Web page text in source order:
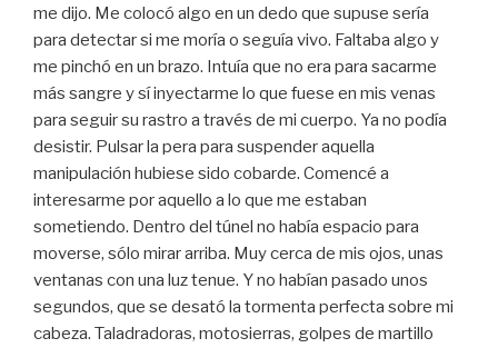
me dijo. Me colocó algo en un dedo que supuse sería
para detectar si me moría o seguía vivo. Faltaba algo y
me pinchó en un brazo. Intuía que no era para sacarme
más sangre y sí inyectarme lo que fuese en mis venas
para seguir su rastro a través de mi cuerpo. Ya no podía
desistir. Pulsar la pera para suspender aquella
manipulación hubiese sido cobarde. Comencé a
interesarme por aquello a lo que me estaban
sometiendo. Dentro del túnel no había espacio para
moverse, sólo mirar arriba. Muy cerca de mis ojos, unas
ventanas con una luz tenue. Y no habían pasado unos
segundos, que se desató la tormenta perfecta sobre mi
cabeza. Taladradoras, motosierras, golpes de martillo